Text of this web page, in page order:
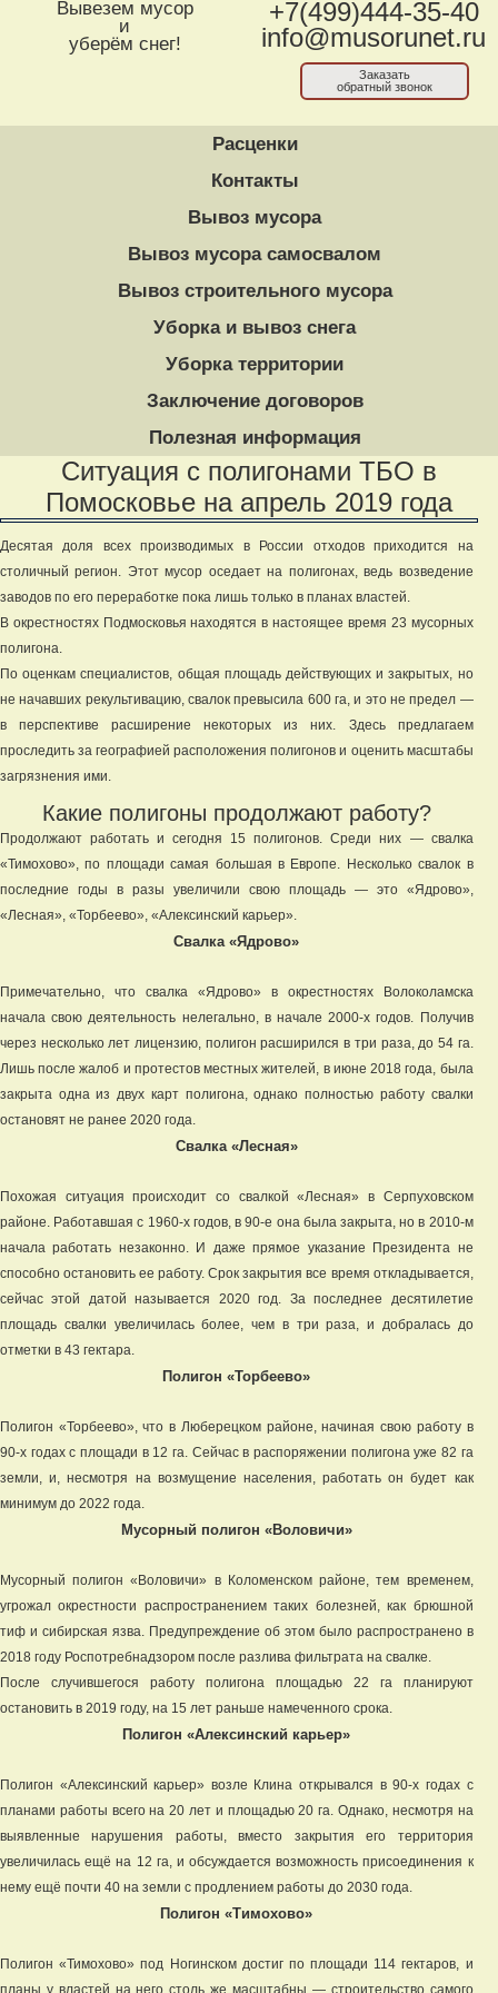
Вывезем мусор
и
уберём снег!
+7(499)444-35-40
info@musorunet.ru
Заказать
обратный звонок
Расценки
Контакты
Вывоз мусора
Вывоз мусора самосвалом
Вывоз строительного мусора
Уборка и вывоз снега
Уборка территории
Заключение договоров
Полезная информация
Ситуация с полигонами ТБО в
Помосковье на апрель 2019 года
Десятая доля всех производимых в России отходов приходится на
столичный регион. Этот мусор оседает на полигонах, ведь возведение
заводов по его переработке пока лишь только в планах властей.
В окрестностях Подмосковья находятся в настоящее время 23 мусорных
полигона.
По оценкам специалистов, общая площадь действующих и закрытых, но
не начавших рекультивацию, свалок превысила 600 га, и это не предел —
в перспективе расширение некоторых из них. Здесь предлагаем
проследить за географией расположения полигонов и оценить масштабы
загрязнения ими.
Какие полигоны продолжают работу?
Продолжают работать и сегодня 15 полигонов. Среди них — свалка
«Тимохово», по площади самая большая в Европе. Несколько свалок в
последние годы в разы увеличили свою площадь — это «Ядрово»,
«Лесная», «Торбеево», «Алексинский карьер».
Свалка «Ядрово»
Примечательно, что свалка «Ядрово» в окрестностях Волоколамска
начала свою деятельность нелегально, в начале 2000-х годов. Получив
через несколько лет лицензию, полигон расширился в три раза, до 54 га.
Лишь после жалоб и протестов местных жителей, в июне 2018 года, была
закрыта одна из двух карт полигона, однако полностью работу свалки
остановят не ранее 2020 года.
Свалка «Лесная»
Похожая ситуация происходит со свалкой «Лесная» в Серпуховском
районе. Работавшая с 1960-х годов, в 90-е она была закрыта, но в 2010-м
начала работать незаконно. И даже прямое указание Президента не
способно остановить ее работу. Срок закрытия все время откладывается,
сейчас этой датой называется 2020 год. За последнее десятилетие
площадь свалки увеличилась более, чем в три раза, и добралась до
отметки в 43 гектара.
Полигон «Торбеево»
Полигон «Торбеево», что в Люберецком районе, начиная свою работу в
90-х годах с площади в 12 га. Сейчас в распоряжении полигона уже 82 га
земли, и, несмотря на возмущение населения, работать он будет как
минимум до 2022 года.
Мусорный полигон «Воловичи»
Мусорный полигон «Воловичи» в Коломенском районе, тем временем,
угрожал окрестности распространением таких болезней, как брюшной
тиф и сибирская язва. Предупреждение об этом было распространено в
2018 году Роспотребнадзором после разлива фильтрата на свалке.
После случившегося работу полигона площадью 22 га планируют
остановить в 2019 году, на 15 лет раньше намеченного срока.
Полигон «Алексинский карьер»
Полигон «Алексинский карьер» возле Клина открывался в 90-х годах с
планами работы всего на 20 лет и площадью 20 га. Однако, несмотря на
выявленные нарушения работы, вместо закрытия его территория
увеличилась ещё на 12 га, и обсуждается возможность присоединения к
нему ещё почти 40 на земли с продлением работы до 2030 года.
Полигон «Тимохово»
Полигон «Тимохово» под Ногинском достиг по площади 114 гектаров, и
планы у властей на него столь же масштабны — строительство самого